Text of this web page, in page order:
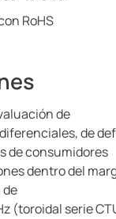
RoHS
de
de
de consumidores
dentro del
(toroidal serie